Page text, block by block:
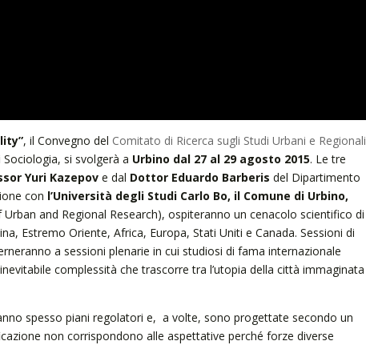
, il Convegno del Comitato di Ricerca sugli Studi Urbani e Regionali
Sociologia, si svolgerà a Urbino dal 27 al 29 agosto 2015. Le tre
Yuri Kazepove dal Dottor Eduardo Barberis del Dipartimento
con l’Università degli Studi Carlo Bo, il Comune di Urbino,
and Regional Research), ospiteranno un cenacolo scientifico di
Estremo Oriente, Africa, Europa, Stati Uniti e Canada. Sessioni di
a sessioni plenarie in cui studiosi di fama internazionale
complessità che trascorre tra l’utopia della città immaginata
spesso piani regolatori e, a volte, sono progettate secondo un
non corrispondono alle aspettative perché forze diverse